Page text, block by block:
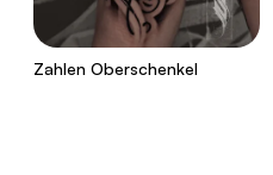
Zahlen Oberschenkel